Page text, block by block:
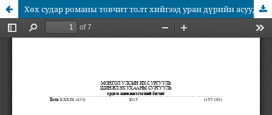
Хөх судар романы товчит толт хийгээд уран дүрийн асуудалд